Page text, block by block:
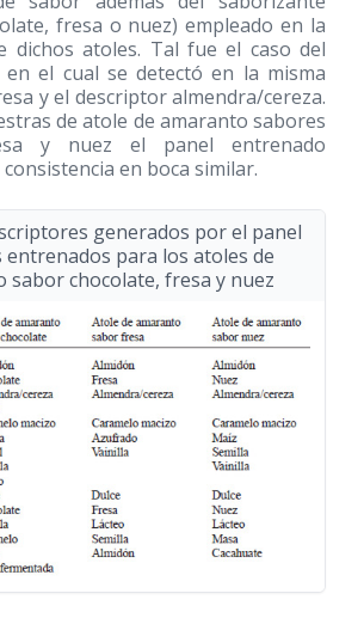
fresa o nuez) empleado en la
dichos atoles. Tal fue el caso del
el cual se detectó en la misma
y el descriptor almendra/cereza.
de atole de amaranto sabores
y nuez el panel entrenado
en boca similar.
generados por el panel
entrenados para los atoles de
sabor chocolate, fresa y nuez